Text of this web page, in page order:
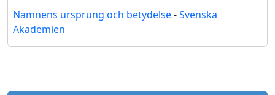
Namnens ursprung och betydelse-Svenska
Akademien